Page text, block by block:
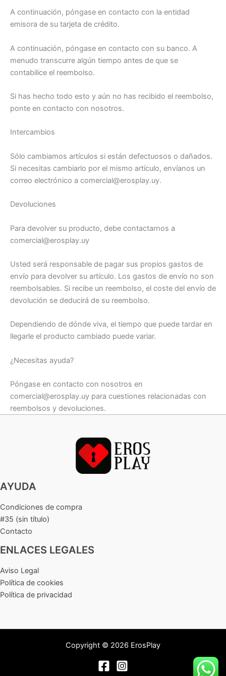
A continuación, póngase en contacto con la entidad
emisora de su tarjeta de crédito.
A continuación, póngase en contacto con su banco. A
menudo transcurre algún tiempo antes de que se
contabilice el reembolso.
Si has hecho todo esto y aún no has recibido el reembolso,
ponte en contacto con nosotros.
Intercambios
Sólo cambiamos artículos si están defectuosos o dañados.
Si necesitas cambiarlo por el mismo artículo, envíanos un
correo electrónico a comercial@erosplay.uy.
Devoluciones
Para devolver su producto, debe contactarnos a
comercial@erosplay.uy
Usted será responsable de pagar sus propios gastos de
envío para devolver su artículo. Los gastos de envío no son
reembolsables. Si recibe un reembolso, el coste del envío de
devolución se deducirá de su reembolso.
Dependiendo de dónde viva, el tiempo que puede tardar en
llegarle el producto cambiado puede variar.
¿Necesitas ayuda?
Póngase en contacto con nosotros en
comercial@erosplay.uy para cuestiones relacionadas con
reembolsos y devoluciones.
AYUDA
Condiciones de compra
#35 (sin título)
Contacto
ENLACES LEGALES
Aviso Legal
Política de cookies
Política de privacidad
Copyright © 2026 ErosPlay